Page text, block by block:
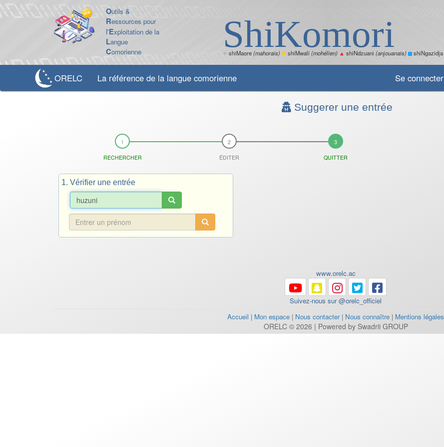
Outils &
Ressources pour
l'Exploitation de la
Langue
Comorienne ShiKomori
✧ shiMaore(mahorais) ✽shiMwali (mohélien) ▲ shiNdzuani (anjouanais) shiNgazidja
ORELC La référence de la langue comorienne Se connecter
Suggerer une entrée
RECHERCHER ÉDITER QUITTER
1. Vérifier une entrée
www.orelc.ac
Suivez-nous sur @orelc_officiel
Accueil | Mon espace | Nous contacter| Nous connaître | Mentions légales
ORELC © 2026 | Powered by Swadrii GROUP